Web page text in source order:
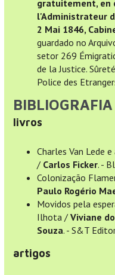
gratuitement, en
l'Administrateur
2 Mai 1846,
guardado no
setor 269
de la Justice.
Police des
BIBLIOGRAFIA
livros
Charles Van Lede
/ Carlos Ficker. -
Colonização
Paulo Rogério
Movidos pela
Ilhota / Viviane
Souza. - S&T
artigos